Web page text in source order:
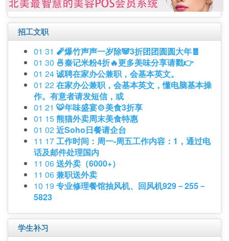
招工文职
01 31 🧨爆竹声声一岁除🐼3折团团圆圆大年🧧
01 30 🍜秦记米粉4折🔥更多美味分享请戳👉
01 24诚聘在家办公兼职，会基本英文。
01 22在家办公兼职，会基本英文，懂电脑基本操
作。有意者请发短信，或
01 21 🐯年味盛宴🍲美食3折享
01 15熊猫外卖周末美食特惠
01 02近Soho日餐请企台
11 17工作时间：周一-周五工作内容：1，通过电
话及邮件处理国内
11 06送外卖（6000+）
11 06兼职送外卖
10 19 专业修理餐馆抽风机、回风机929－255－
5823
学生补习